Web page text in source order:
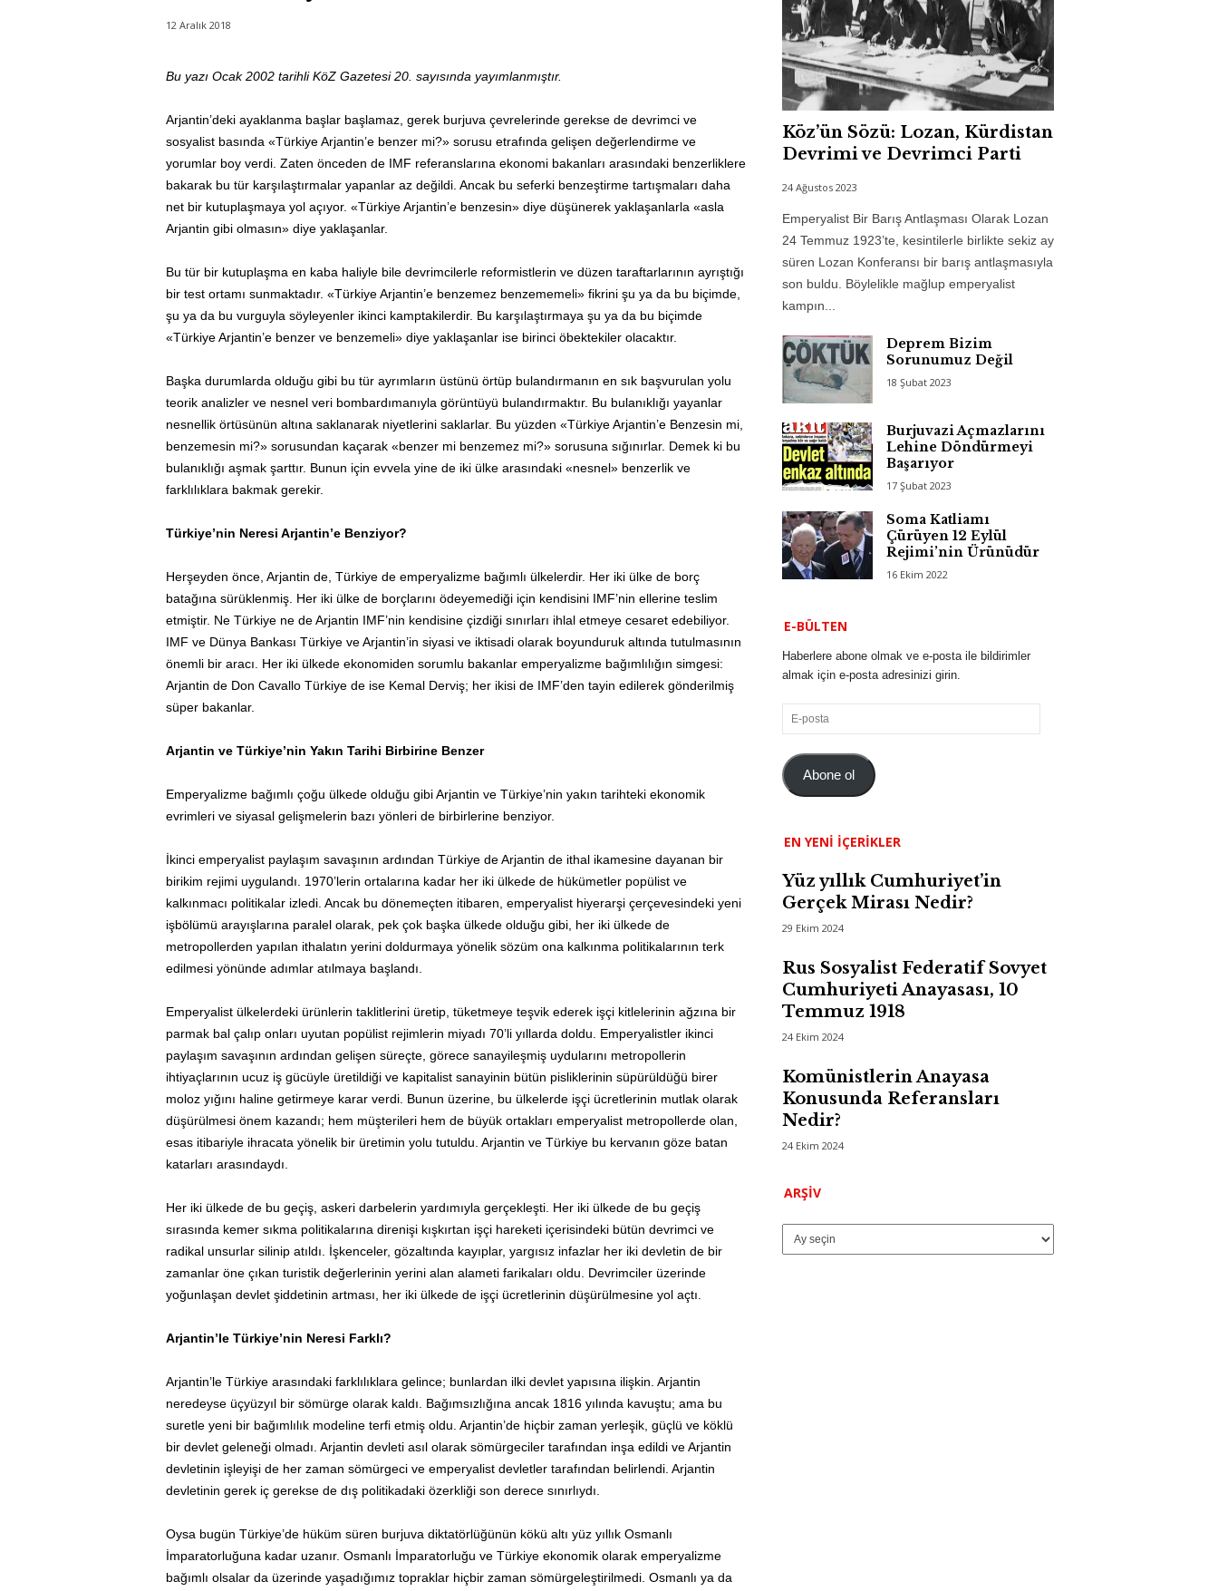
12 Aralık 2018
Bu yazı Ocak 2002 tarihli KöZ Gazetesi 20. sayısında yayımlanmıştır.
Arjantin’deki ayaklanma başlar başlamaz, gerek burjuva çevrelerinde gerekse de devrimci ve
sosyalist basında «Türkiye Arjantin’e benzer mi?» sorusu etrafında gelişen değerlendirme ve
yorumlar boy verdi. Zaten önceden de IMF referanslarına ekonomi bakanları arasındaki benzerliklere
bakarak bu tür karşılaştırmalar yapanlar az değildi. Ancak bu seferki benzeştirme tartışmaları daha
net bir kutuplaşmaya yol açıyor. «Türkiye Arjantin’e benzesin» diye düşünerek yaklaşanlarla «asla
Arjantin gibi olmasın» diye yaklaşanlar.
Bu tür bir kutuplaşma en kaba haliyle bile devrimcilerle reformistlerin ve düzen taraftarlarının ayrıştığı
bir test ortamı sunmaktadır. «Türkiye Arjantin’e benzemez benzememeli» fikrini şu ya da bu biçimde,
şu ya da bu vurguyla söyleyenler ikinci kamptakilerdir. Bu karşılaştırmaya şu ya da bu biçimde
«Türkiye Arjantin’e benzer ve benzemeli» diye yaklaşanlar ise birinci öbektekiler olacaktır.
Başka durumlarda olduğu gibi bu tür ayrımların üstünü örtüp bulandırmanın en sık başvurulan yolu
teorik analizler ve nesnel veri bombardımanıyla görüntüyü bulandırmaktır. Bu bulanıklığı yayanlar
nesnellik örtüsünün altına saklanarak niyetlerini saklarlar. Bu yüzden «Türkiye Arjantin’e Benzesin mi,
benzemesin mi?» sorusundan kaçarak «benzer mi benzemez mi?» sorusuna sığınırlar. Demek ki bu
bulanıklığı aşmak şarttır. Bunun için evvela yine de iki ülke arasındaki «nesnel» benzerlik ve
farklılıklara bakmak gerekir.
Türkiye’nin Neresi Arjantin’e Benziyor?
Herşeyden önce, Arjantin de, Türkiye de emperyalizme bağımlı ülkelerdir. Her iki ülke de borç
batağına sürüklenmiş. Her iki ülke de borçlarını ödeyemediği için kendisini IMF’nin ellerine teslim
etmiştir. Ne Türkiye ne de Arjantin IMF’nin kendisine çizdiği sınırları ihlal etmeye cesaret edebiliyor.
IMF ve Dünya Bankası Türkiye ve Arjantin’in siyasi ve iktisadi olarak boyunduruk altında tutulmasının
önemli bir aracı. Her iki ülkede ekonomiden sorumlu bakanlar emperyalizme bağımlılığın simgesi:
Arjantin de Don Cavallo Türkiye de ise Kemal Derviş; her ikisi de IMF’den tayin edilerek gönderilmiş
süper bakanlar.
Arjantin ve Türkiye’nin Yakın Tarihi Birbirine Benzer
Emperyalizme bağımlı çoğu ülkede olduğu gibi Arjantin ve Türkiye’nin yakın tarihteki ekonomik
evrimleri ve siyasal gelişmelerin bazı yönleri de birbirlerine benziyor.
İkinci emperyalist paylaşım savaşının ardından Türkiye de Arjantin de ithal ikamesine dayanan bir
birikim rejimi uygulandı. 1970’lerin ortalarına kadar her iki ülkede de hükümetler popülist ve
kalkınmacı politikalar izledi. Ancak bu dönemeçten itibaren, emperyalist hiyerarşi çerçevesindeki yeni
işbölümü arayışlarına paralel olarak, pek çok başka ülkede olduğu gibi, her iki ülkede de
metropollerden yapılan ithalatın yerini doldurmaya yönelik sözüm ona kalkınma politikalarının terk
edilmesi yönünde adımlar atılmaya başlandı.
Emperyalist ülkelerdeki ürünlerin taklitlerini üretip, tüketmeye teşvik ederek işçi kitlelerinin ağzına bir
parmak bal çalıp onları uyutan popülist rejimlerin miyadı 70’li yıllarda doldu. Emperyalistler ikinci
paylaşım savaşının ardından gelişen süreçte, görece sanayileşmiş uydularını metropollerin
ihtiyaçlarının ucuz iş gücüyle üretildiği ve kapitalist sanayinin bütün pisliklerinin süpürüldüğü birer
moloz yığını haline getirmeye karar verdi. Bunun üzerine, bu ülkelerde işçi ücretlerinin mutlak olarak
düşürülmesi önem kazandı; hem müşterileri hem de büyük ortakları emperyalist metropollerde olan,
esas itibariyle ihracata yönelik bir üretimin yolu tutuldu. Arjantin ve Türkiye bu kervanın göze batan
katarları arasındaydı.
Her iki ülkede de bu geçiş, askeri darbelerin yardımıyla gerçekleşti. Her iki ülkede de bu geçiş
sırasında kemer sıkma politikalarına direnişi kışkırtan işçi hareketi içerisindeki bütün devrimci ve
radikal unsurlar silinip atıldı. İşkenceler, gözaltında kayıplar, yargısız infazlar her iki devletin de bir
zamanlar öne çıkan turistik değerlerinin yerini alan alameti farikaları oldu. Devrimciler üzerinde
yoğunlaşan devlet şiddetinin artması, her iki ülkede de işçi ücretlerinin düşürülmesine yol açtı.
Arjantin’le Türkiye’nin Neresi Farklı?
Arjantin’le Türkiye arasındaki farklılıklara gelince; bunlardan ilki devlet yapısına ilişkin. Arjantin
neredeyse üçyüzyıl bir sömürge olarak kaldı. Bağımsızlığına ancak 1816 yılında kavuştu; ama bu
suretle yeni bir bağımlılık modeline terfi etmiş oldu. Arjantin’de hiçbir zaman yerleşik, güçlü ve köklü
bir devlet geleneği olmadı. Arjantin devleti asıl olarak sömürgeciler tarafından inşa edildi ve Arjantin
devletinin işleyişi de her zaman sömürgeci ve emperyalist devletler tarafından belirlendi. Arjantin
devletinin gerek iç gerekse de dış politikadaki özerkliği son derece sınırlıydı.
Oysa bugün Türkiye’de hüküm süren burjuva diktatörlüğünün kökü altı yüz yıllık Osmanlı
İmparatorluğuna kadar uzanır. Osmanlı İmparatorluğu ve Türkiye ekonomik olarak emperyalizme
bağımlı olsalar da üzerinde yaşadığımız topraklar hiçbir zaman sömürgeleştirilmedi. Osmanlı ya da
Köz’ün Sözü: Lozan, Kürdistan
Devrimi ve Devrimci Parti
24 Ağustos 2023
Emperyalist Bir Barış Antlaşması Olarak Lozan
24 Temmuz 1923’te, kesintilerle birlikte sekiz ay
süren Lozan Konferansı bir barış antlaşmasıyla
son buldu. Böylelikle mağlup emperyalist
kampın...
Deprem Bizim
Sorunumuz Değil
18 Şubat 2023
Burjuvazi Açmazlarını
Lehine Döndürmeyi
Başarıyor
17 Şubat 2023
Soma Katliamı
Çürüyen 12 Eylül
Rejimi’nin Ürünüdür
16 Ekim 2022
E-BÜLTEN
Haberlere abone olmak ve e-posta ile bildirimler
almak için e-posta adresinizi girin.
E-
posta
Abone ol
EN YENI İÇERIKLER
Yüz yıllık Cumhuriyet’in
Gerçek Mirası Nedir?
29 Ekim 2024
Rus Sosyalist Federatif Sovyet
Cumhuriyeti Anayasası, 10
Temmuz 1918
24 Ekim 2024
Komünistlerin Anayasa
Konusunda Referansları
Nedir?
24 Ekim 2024
ARŞIV